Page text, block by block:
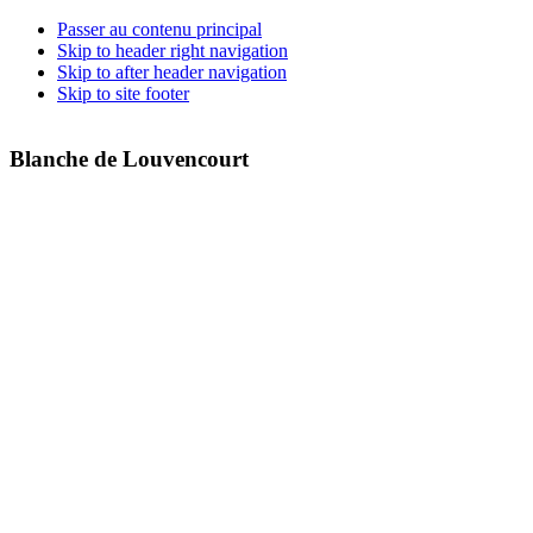
Passer au contenu principal
Skip to header right navigation
Skip to after header navigation
Skip to site footer
Blanche de Louvencourt